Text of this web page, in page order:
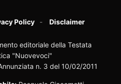
Policy Disclaimer
editoriale della Testata
"Nuovevoci"
n. 3 del 10/02/2011